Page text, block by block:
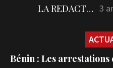
LA REDACTION 3
Bénin : Les